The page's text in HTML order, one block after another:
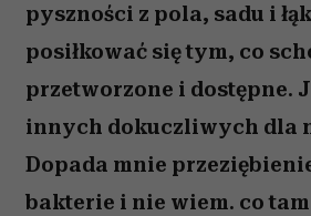
pyszności z pola, sadu i
posiłkować się tym, co
przetworzone i dostępne.
innych dokuczliwych dla
Dopada mnie
bakterie i nie wiem. co tam